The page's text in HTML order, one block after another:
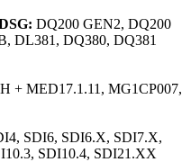
DQ200 GEN2, DQ200
DL381, DQ380, DQ381
+ MED17.1.11, MG1CP007,
SDI6, SDI6.X, SDI7.X,
SDI10.4, SDI21.XX